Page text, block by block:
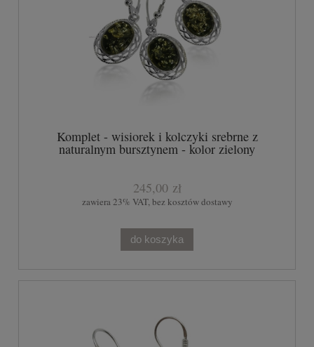
Komplet - wisiorek i kolczyki srebrne z
naturalnym bursztynem - kolor zielony
245,00 zł
zawiera 23% VAT, bez kosztów dostawy
do koszyka